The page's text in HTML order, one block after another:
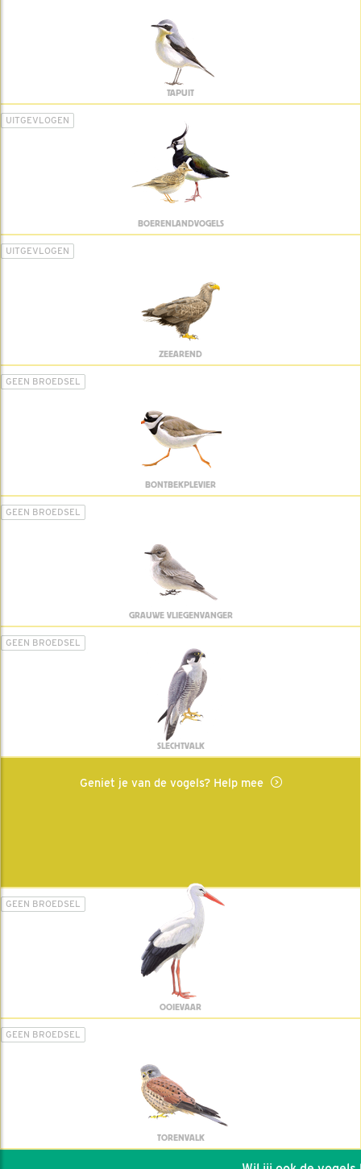
TAPUIT
UITGEVLOGEN
BOERENLANDVOGELS
UITGEVLOGEN
ZEEAREND
GEEN BROEDSEL
BONTBEKPLEVIER
GEEN BROEDSEL
GRAUWE VLIEGENVANGER
GEEN BROEDSEL
SLECHTVALK
Geniet je van de vogels? Help mee
GEEN BROEDSEL
OOIEVAAR
GEEN BROEDSEL
TORENVALK